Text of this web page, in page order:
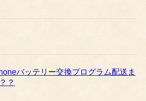
バッテリー交換プログラム配送ま
？